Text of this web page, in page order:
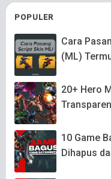
POPULER
Cara
(ML)
20+ Hero
10 Game
Dihapus